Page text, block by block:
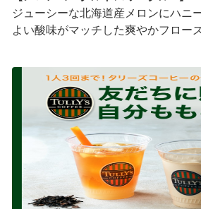
ジューシーな北海道産メロンにハニ
よい酸味がマッチした爽やかフロー